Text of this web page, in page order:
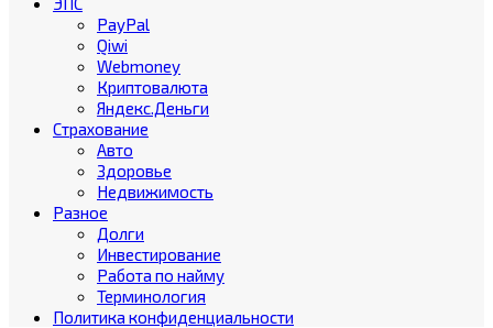
PayPal
Qiwi
Webmoney
Криптовалюта
Яндекс.Деньги
Страхование
Авто
Здоровье
Недвижимость
Разное
Долги
Инвестирование
Работа по найму
Терминология
Политика конфиденциальности